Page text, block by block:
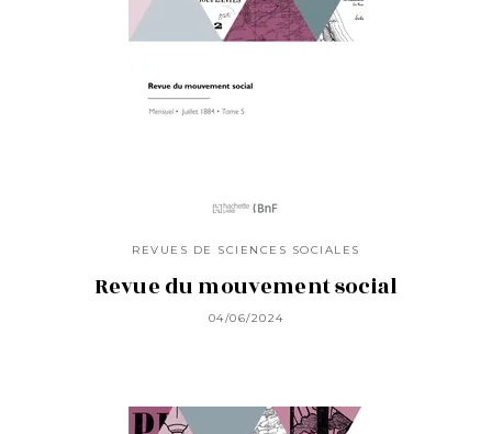
REVUES DE SCIENCES SOCIALES
Revue du mouvement social
04/06/2024